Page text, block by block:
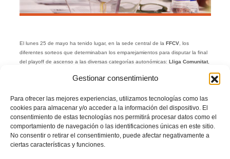
Gestionar consentimiento
Para ofrecer las mejores experiencias, utilizamos tecnologías como las
cookies para almacenar y/o acceder a la información del dispositivo. El
consentimiento de estas tecnologías nos permitirá procesar datos como el
comportamiento de navegación o las identificaciones únicas en este sitio.
No consentir o retirar el consentimiento, puede afectar negativamente a
ciertas características y funciones.
El lunes 25 de mayo ha tenido lugar, en la sede central de la FFCV, los
diferentes sorteos que determinaban los emparejamientos para disputar la final
del playoff de ascenso a las diversas categorías autonómicas: Lliga Comunitat,
Federació de Futbol de la
retransmitido a través del Instagram de la